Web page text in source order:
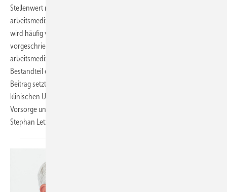
Stellenwert medizinischer Untersuchungen im Rahmen der
arbeitsmedizinischen Vorsorge. In der entsprechenden Diskussion
wird häufig vergessen, dass die in der ArbMedVV verpflichtend
vorgeschriebene Anamnese, die die Grundlage für die
arbeitsmedizinische Beratung darstellt, bereits ein wichtiger
Bestandteil einer medizinischen Untersuchung ist. Der folgende
Beitrag setzt sich mit der Sinnhaftigkeit von körperlichen und
klinischen Untersuchungen im Rahmen der arbeitsmedizinischen
Vorsorge und deren sozialrechtlicher Verankerung auseinander.
Stephan Letzel